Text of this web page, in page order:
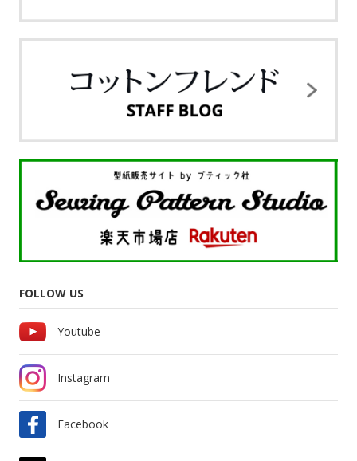
FOLLOW US
Youtube
Instagram
Facebook